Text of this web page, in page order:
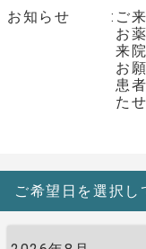
お知らせ
ご
お
来
お
患
た
ご希望日を選択し